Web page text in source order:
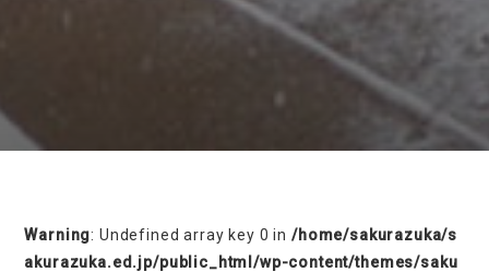
on line
Warning: Undefined array key 0 in /home/sakurazuka/s
akurazuka.ed.jp/public_html/wp-content/themes/saku